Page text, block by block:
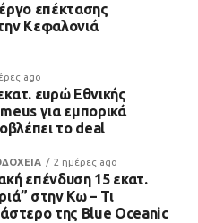
επέκτασης
Κεφαλονιά
ago
ευρώ Εθνικής
για εμπορικά
το deal
2 ημέρες ago
επένδυση 15 εκατ.
στην Κω – Τι
της Blue Oceanic